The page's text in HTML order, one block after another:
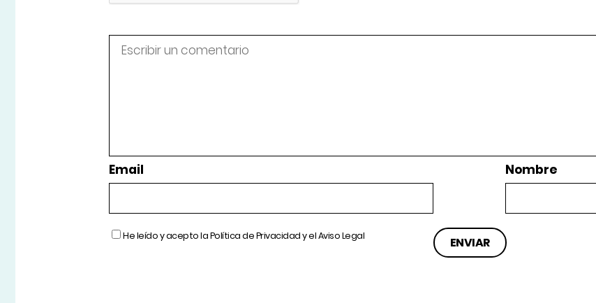
Email Nombre
He leído y acepto laPolítica de Privacidady elAviso Legal